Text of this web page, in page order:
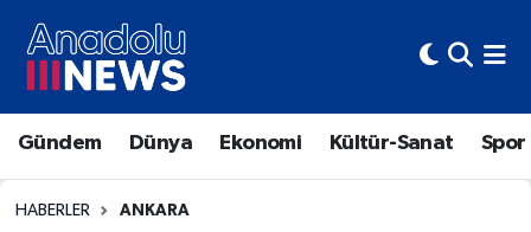
Gündem Dünya Ekonomi Kültür-Sanat Spor
HABERLER ANKARA
Hava Durumu
Trafik Durumu
Süper Lig Puan Durumu ve Fikstür